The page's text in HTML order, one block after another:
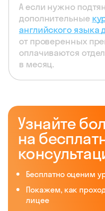
А если нужно
дополнительные
английского языка
от проверенных
оплачиваются
в месяц.
Узнайте
на
Бесплатно оценим
Покажем, как
лицее